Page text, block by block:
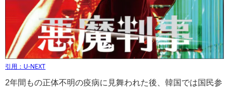
引用：U-NEXT
2年間もの正体不明の疫病に見舞われた後、韓国では国民参